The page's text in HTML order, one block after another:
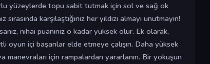
yüzeylerde topu sabit tutmak için sol ve sağ ok
sırasında karşılaştığınız her yıldızı almayı unutmayın!
nihai puanınız o kadar yüksek olur. Ek olarak,
oyun içi başarılar elde etmeye çalışın. Daha yüksek
manevraları için rampalardan yararlanın. Bir yokuşun